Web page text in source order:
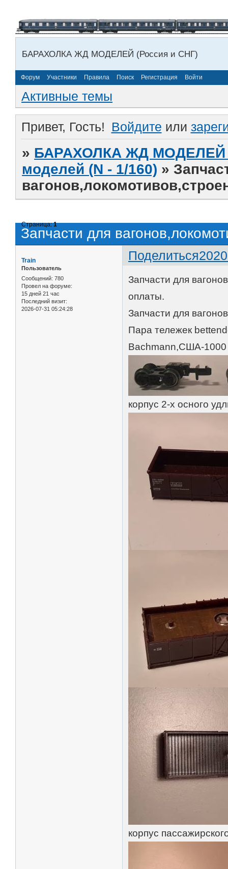
БАРАХОЛКА ЖД МОДЕЛЕЙ (Россия и СНГ)
Форум Участники Правила Поиск Регистрация Войти
Активные темы
Привет, Гость! Войдите или
» БАРАХОЛКА ЖД МОДЕЛЕЙ
моделей (N - 1/160) »
Запчасти для
Страница:1
Поделиться
Train
Пользователь
Сообщений: 780
Провел на форуме:
15 дней 21 час
Последний визит:
2026-07-31 05:24:28
Запчасти для
оплаты.
Запчасти для
Пара тележек
Bachmann,США-1000
корпус 2-х осного
корпус